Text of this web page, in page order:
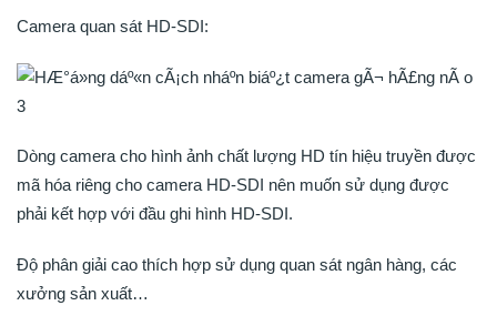
Camera quan sát HD-SDI:
Dòng camera cho hình ảnh chất lượng HD tín hiệu truyền được
mã hóa riêng cho camera HD-SDI nên muốn sử dụng được
phải kết hợp với đầu ghi hình HD-SDI.
Độ phân giải cao thích hợp sử dụng quan sát ngân hàng, các
xưởng sản xuất…